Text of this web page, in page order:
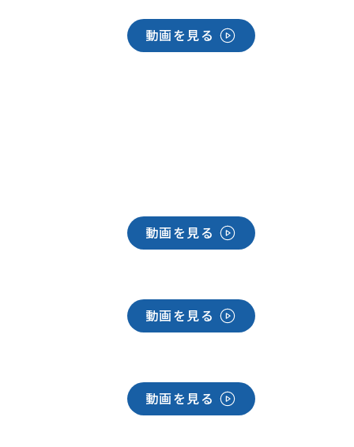
動画を見る
動画を見る
動画を見る
動画を見る